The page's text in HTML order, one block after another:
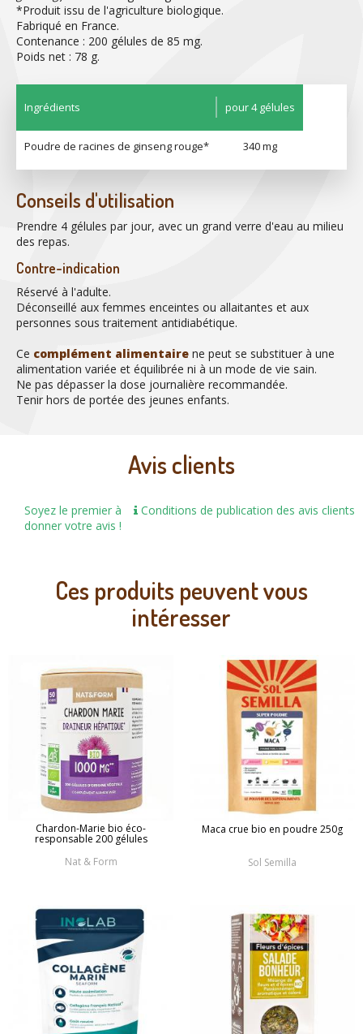
*Produit issu de l'agriculture biologique.
Fabriqué en France.
Contenance : 200 gélules de 85 mg.
Poids net : 78 g.
Ingrédients pour 4 gélules
Poudre de racines de ginseng rouge* 340 mg
Conseils d'utilisation
Prendre 4 gélules par jour, avec un grand verre d'eau au milieu
des repas.
Contre-indication
Réservé à l'adulte.
Déconseillé aux femmes enceintes ou allaitantes et aux
personnes sous traitement antidiabétique.
Ce complément alimentaire ne peut se substituer à une
alimentation variée et équilibrée ni à un mode de vie sain.
Ne pas dépasser la dose journalière recommandée.
Tenir hors de portée des jeunes enfants.
Avis clients
Conditions de publication des avis clients
Soyez le premier à
donner votre avis !
Ces produits peuvent vous
intéresser
Chardon-Marie bio éco-
responsable 200 gélules
Nat & Form
Maca crue bio en poudre 250g
Sol Semilla